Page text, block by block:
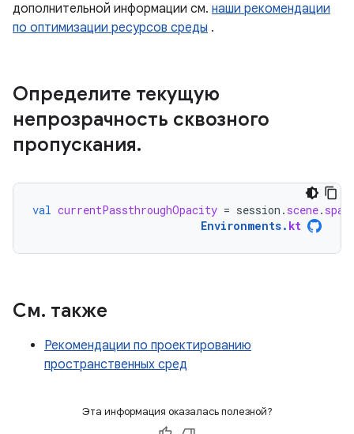
дополнительной информации см. наши рекомендации
по оптимизации ресурсов среды .
Определите текущую
непрозрачность сквозного
пропускания.
val currentPassthroughOpacity = session . scene.
Environments. kt
См. также
Рекомендации по проектированию
пространственных сред
Эта информация оказалась полезной?